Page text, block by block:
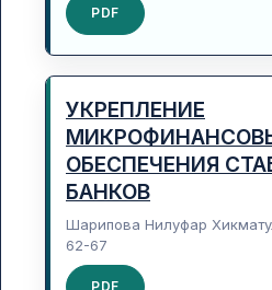
PDF
УКРЕПЛЕНИЕ
ОБЕСПЕЧЕНИЯ
БАНКОВ
Шарипова Нилуфар
62-67
PDF